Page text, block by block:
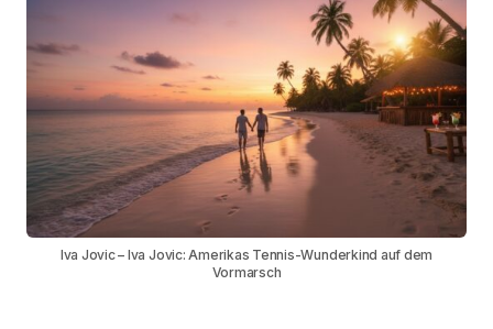
Iva Jovic – Iva Jovic: Amerikas Tennis-Wunderkind auf dem
Vormarsch